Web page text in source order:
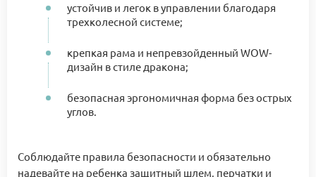
устойчив и легок в управлении благодаря
трехколесной системе;
крепкая рама и непревзойденный WOW-
дизайн в стиле дракона;
безопасная эргономичная форма без острых
углов.
Соблюдайте правила безопасности и обязательно
надевайте на ребенка защитный шлем, перчатки и